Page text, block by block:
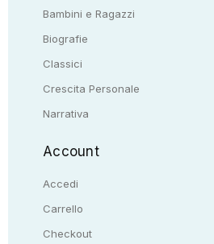
Bambini e Ragazzi
Biografie
Classici
Crescita Personale
Narrativa
Account
Accedi
Carrello
Checkout